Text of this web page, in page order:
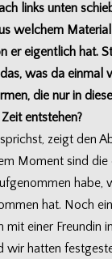
links unten
wel­chem
er eigent­lich hat.
was da ein­mal
die nur in
entstehen?
zeigt den
Moment sind die
hat. Noch
mit einer Freun­din
wir hat­ten